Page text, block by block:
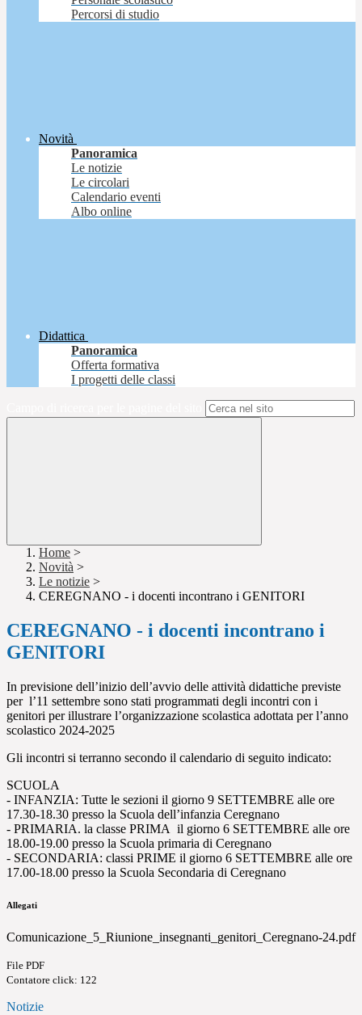
Percorsi di studio
Novità
Panoramica
Le notizie
Le circolari
Calendario eventi
Albo online
Didattica
Panoramica
Offerta formativa
I progetti delle classi
Home >
Novità >
Le notizie >
CEREGNANO - i docenti incontrano i GENITORI
CEREGNANO - i docenti incontrano i
GENITORI
In previsione dell’inizio dell’avvio delle attività didattiche previste
per l’11 settembre sono stati programmati degli incontri con i
genitori per illustrare l’organizzazione scolastica adottata per l’anno
scolastico 2024-2025
Gli incontri si terranno secondo il calendario di seguito indicato:
SCUOLA
- INFANZIA: Tutte le sezioni il giorno 9 SETTEMBRE alle ore
17.30-18.30 presso la Scuola dell’infanzia Ceregnano
- PRIMARIA. la classe PRIMA il giorno 6 SETTEMBRE alle ore
18.00-19.00 presso la Scuola primaria di Ceregnano
- SECONDARIA: classi PRIME il giorno 6 SETTEMBRE alle ore
17.00-18.00 presso la Scuola Secondaria di Ceregnano
Allegati
Comunicazione_5_Riunione_insegnanti_genitori_Ceregnano-24.pdf
File PDF
Contatore click: 122
Notizie